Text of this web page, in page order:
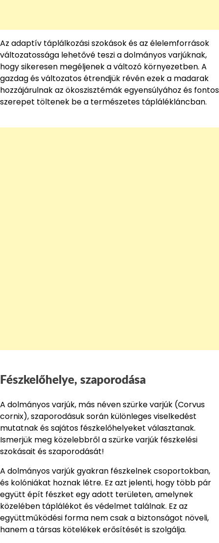
Az adaptív táplálkozási szokások és az élelemforrások
változatossága lehetővé teszi a dolmányos varjúknak,
hogy sikeresen megéljenek a változó környezetben. A
gazdag és változatos étrendjük révén ezek a madarak
hozzájárulnak az ökoszisztémák egyensúlyához és fontos
szerepet töltenek be a természetes táplálékláncban.
Fészkelőhelye, szaporodása
A dolmányos varjúk, más néven szürke varjúk (Corvus
cornix), szaporodásuk során különleges viselkedést
mutatnak és sajátos fészkelőhelyeket választanak.
Ismerjük meg közelebbről a szürke varjúk fészkelési
szokásait és szaporodását!
A dolmányos varjúk gyakran fészkelnek csoportokban,
és kolóniákat hoznak létre. Ez azt jelenti, hogy több pár
együtt épít fészket egy adott területen, amelynek
közelében táplálékot és védelmet találnak. Ez az
együttműködési forma nem csak a biztonságot növeli,
hanem a társas kötelékek erősítését is szolgálja.